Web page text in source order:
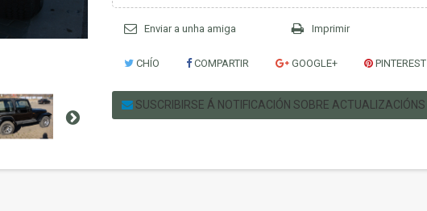
Enviar a unha amiga Imprimir
CHÍO COMPARTIR GOOGLE+ PINTEREST
SUSCRIBIRSE Á NOTIFICACIÓN SOBRE ACTUALIZACIÓNS